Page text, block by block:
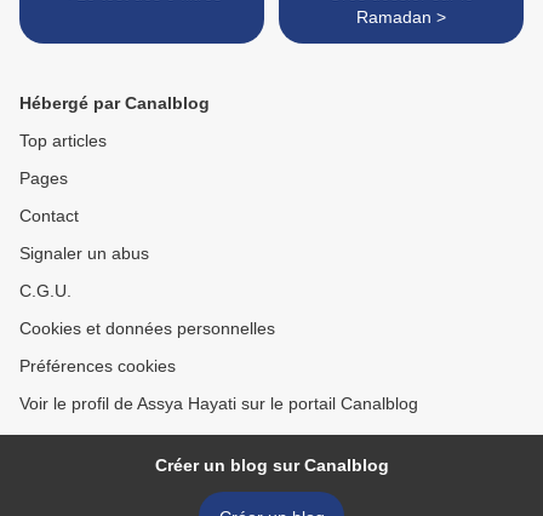
Ramadan >
Hébergé par Canalblog
Top articles
Pages
Contact
Signaler un abus
C.G.U.
Cookies et données personnelles
Préférences cookies
Voir le profil de Assya Hayati sur le portail Canalblog
Créer un blog sur Canalblog